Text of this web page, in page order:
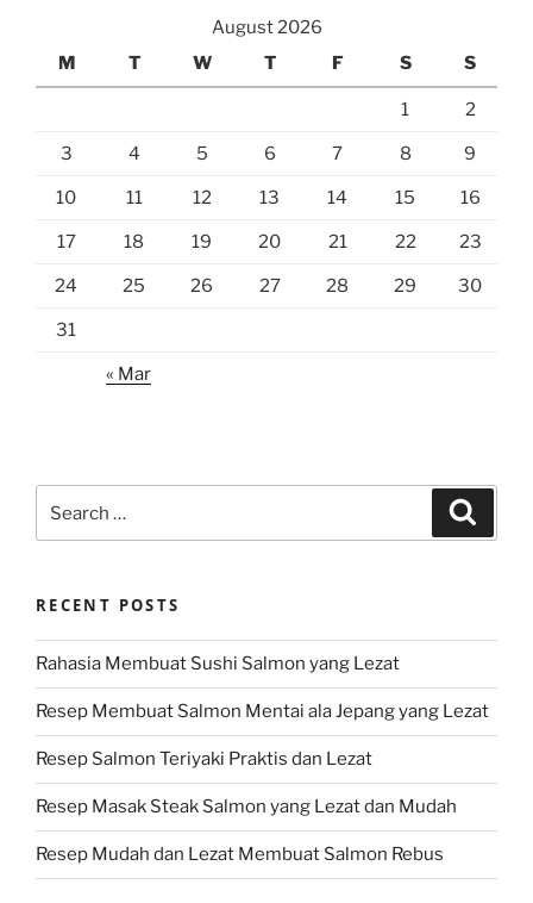
August 2026
M
T W T F S S
1 2
3 4 5 6 7 8 9
10 11 12 13 14 15 16
17 18 19 20 21 22 23
24 25 26 27 28 29 30
31
« Mar
for:
RECENT POSTS
Rahasia Membuat Sushi Salmon yang Lezat
Resep Membuat Salmon Mentai ala Jepang yang Lezat
Resep Salmon Teriyaki Praktis dan Lezat
Resep Masak Steak Salmon yang Lezat dan Mudah
Resep Mudah dan Lezat Membuat Salmon Rebus